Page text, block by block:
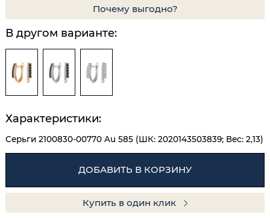
Почему выгодно?
В другом варианте:
Характеристики:
Серьги 2100830-00770 Au 585 (ШК: 2020143503839; Вес: 2,13)
ДОБАВИТЬ В КОРЗИНУ
Купить в один клик